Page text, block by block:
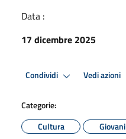
Data :
17 dicembre 2025
Condividi Vedi azioni
Categorie:
Cultura
Giovani